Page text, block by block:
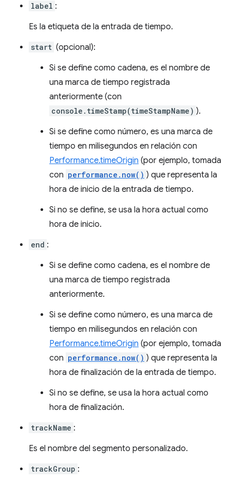
label :
Es la etiqueta de la entrada de tiempo.
start (opcional):
Si se define como cadena, es el nombre de
una marca de tiempo registrada
anteriormente (con
console.timeStamp(timeStampName) ).
Si se define como número, es una marca de
tiempo en milisegundos en relación con
Performance.timeOrigin (por ejemplo, tomada
con performance.now() ) que representa la
hora de inicio de la entrada de tiempo.
Si no se define, se usa la hora actual como
hora de inicio.
end :
Si se define como cadena, es el nombre de
una marca de tiempo registrada
anteriormente.
Si se define como número, es una marca de
tiempo en milisegundos en relación con
Performance.timeOrigin (por ejemplo, tomada
con performance.now() ) que representa la
hora de finalización de la entrada de tiempo.
Si no se define, se usa la hora actual como
hora de finalización.
trackName :
Es el nombre del segmento personalizado.
trackGroup :